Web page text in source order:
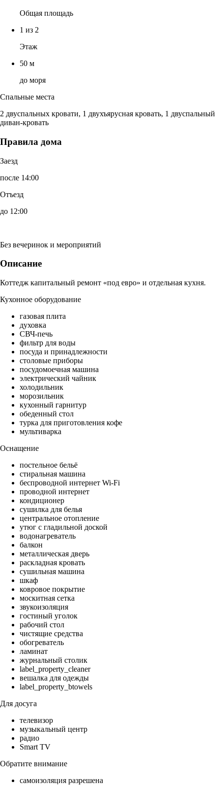
Общая площадь
1 из 2
Этаж
50 м
до моря
Спальные места
2 двуспальных кровати, 1 двухъярусная кровать, 1 двуспальный
диван-кровать
Правила дома
Заезд
после 14:00
Отъезд
до 12:00
Без вечеринок и мероприятий
Описание
Коттедж капитальный ремонт «под евро» и отдельная кухня.
Кухонное оборудование
газовая плита
духовка
СВЧ-печь
фильтр для воды
посуда и принадлежности
столовые приборы
посудомоечная машина
электрический чайник
холодильник
морозильник
кухонный гарнитур
обеденный стол
турка для приготовления кофе
мультиварка
Оснащение
постельное бельё
стиральная машина
беспроводной интернет Wi-Fi
проводной интернет
кондиционер
сушилка для белья
центральное отопление
утюг с гладильной доской
водонагреватель
балкон
металлическая дверь
раскладная кровать
сушильная машина
шкаф
ковровое покрытие
москитная сетка
звукоизоляция
гостиный уголок
рабочий стол
чистящие средства
обогреватель
ламинат
журнальный столик
label_property_cleaner
вешалка для одежды
label_property_btowels
Для досуга
телевизор
музыкальный центр
радио
Smart TV
Обратите внимание
самоизоляция разрешена